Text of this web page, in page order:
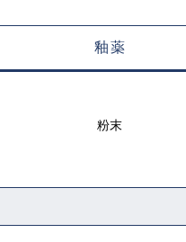
釉薬
粉末